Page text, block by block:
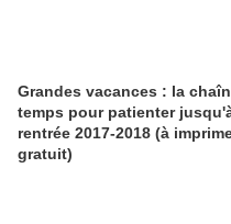
Grandes vacances : la
temps pour patienter
rentrée 2017-2018 (à
gratuit)